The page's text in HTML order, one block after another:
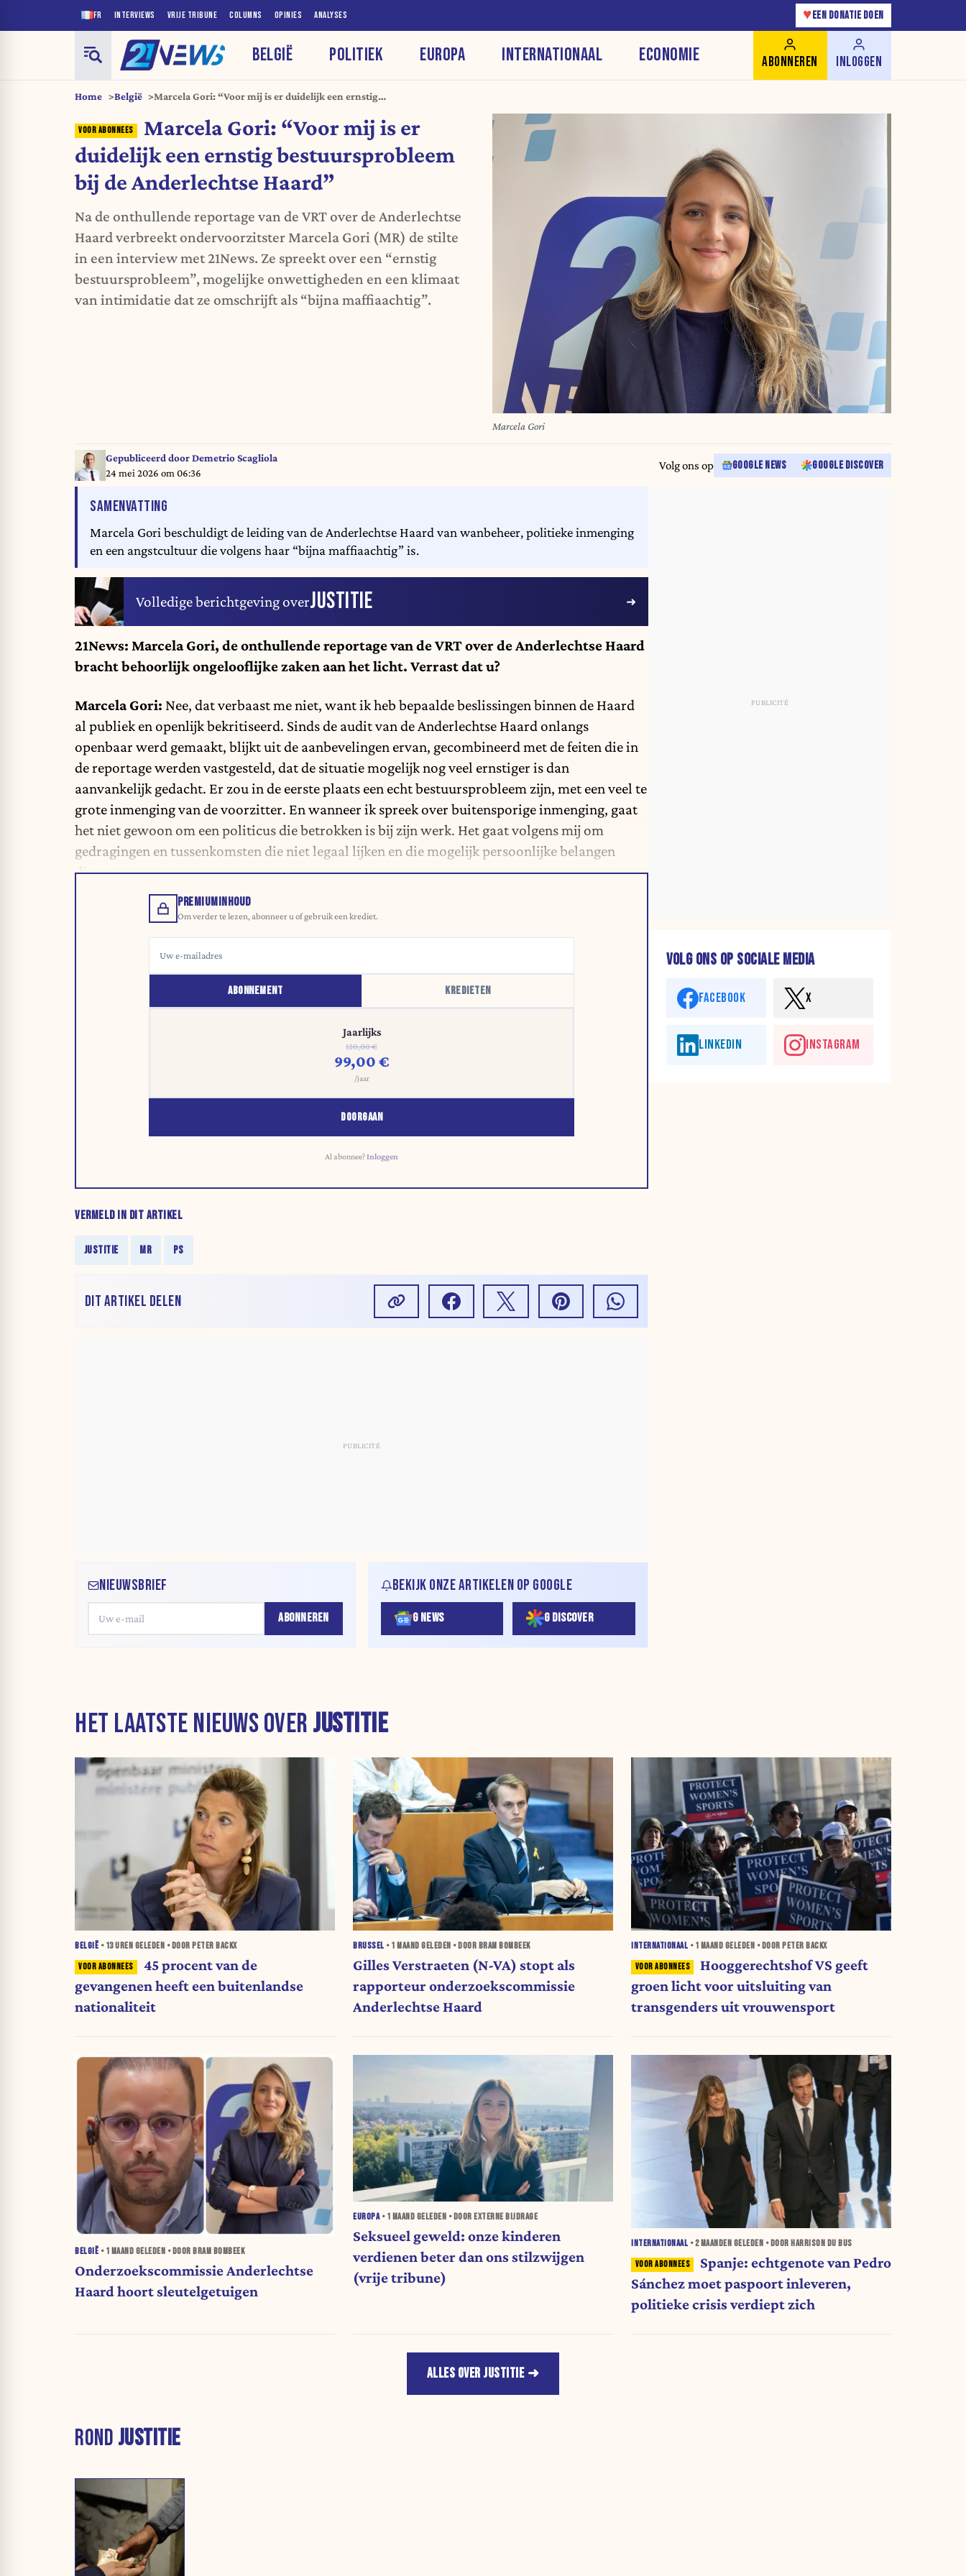
FR INTERVIEWS VRIJE TRIBUNE COLUMNS OPINIES ANALYSES ♥ EEN DONATIE DOEN
BELGIË POLITIEK EUROPA INTERNATIONAAL ECONOMIE ABONNEREN INLOGGEN
Home België
Marcela Gori: “Voor mij is er duidelijk een ernstig
Marcela Gori: “Voor mij is er
duidelijk een ernstig bestuursprobleem
bij de Anderlechtse Haard”
Na de onthullende reportage van de VRT over de Anderlechtse
Haard verbreekt ondervoorzitster Marcela Gori (MR) de stilte
in een interview met 21News. Ze spreekt over een “ernstig
bestuursprobleem”, mogelijke onwettigheden en een klimaat
van intimidatie dat ze omschrijft als “bijna maffiaachtig”.
Marcela Gori
Gepubliceerd doorDemetrio Scagliola
24 mei 2026 om 06:36
Volg ons op GOOGLE NEWS GOOGLE DISCOVER
SAMENVATTING
Marcela Gori beschuldigt de leiding van de Anderlechtse Haard van wanbeheer, politieke inmenging
en een angstcultuur die volgens haar “bijna maffiaachtig” is.
Volledige berichtgeving overJUSTITIE
21News: Marcela Gori, de onthullende reportage van de VRT over de Anderlechtse Haard
bracht behoorlijk ongelooflijke zaken aan het licht. Verrast dat u?
Marcela Gori: Nee, dat verbaast me niet, want ik heb bepaalde beslissingen binnen de Haard
al publiek en openlijk bekritiseerd. Sinds de audit van de Anderlechtse Haard onlangs
openbaar werd gemaakt, blijkt uit de aanbevelingen ervan, gecombineerd met de feiten die in
de reportage werden vastgesteld, dat de situatie mogelijk nog veel ernstiger is dan
aanvankelijk gedacht. Er zou in de eerste plaats een echt bestuursprobleem zijn, met een veel te
grote inmenging van de voorzitter. En wanneer ik spreek over buitensporige inmenging, gaat
het niet gewoon om een politicus die betrokken is bij zijn werk. Het gaat volgens mij om
gedragingen en tussenkomsten die niet legaal lijken en die mogelijk persoonlijke belangen
dienen.
PREMIUMINHOUD
Om verder te lezen, abonneer u of gebruik een krediet.
ABONNEMENT KREDIETEN
Jaarlijks
120,00 €
99,00 €
/jaar
DOORGAAN
Al abonnee?Inloggen
VERMELD IN DIT ARTIKEL
JUSTITIE MR PS
DIT ARTIKEL DELEN
NIEUWSBRIEF
ABONNEREN
BEKIJK ONZE ARTIKELEN OP GOOGLE
G NEWS G DISCOVER
VOLG ONS OP SOCIALE MEDIA
FACEBOOK X
LINKEDIN INSTAGRAM
HET LAATSTE NIEUWS OVER JUSTITIE
BELGIË • 13 UREN GELEDEN • DOOR PETER BACKX
45 procent van de
gevangenen heeft een buitenlandse
nationaliteit
BRUSSEL • 1 MAAND GELEDEN • DOOR BRAM BOMBEEK
Gilles Verstraeten (N-VA) stopt als
rapporteur onderzoekscommissie
Anderlechtse Haard
INTERNATIONAAL • 1 MAAND GELEDEN • DOOR PETER BACKX
Hooggerechtshof VS geeft
groen licht voor uitsluiting van
transgenders uit vrouwensport
BELGIË • 1 MAAND GELEDEN • DOOR BRAM BOMBEEK
Onderzoekscommissie Anderlechtse
Haard hoort sleutelgetuigen
EUROPA• 1 MAAND GELEDEN • DOOR EXTERNE BIJDRAGE
Seksueel geweld: onze kinderen
verdienen beter dan ons stilzwijgen
(vrije tribune)
INTERNATIONAAL •2 MAANDEN GELEDEN • DOOR HARRISON DU BUS
Spanje: echtgenote van Pedro
Sánchez moet paspoort inleveren,
politieke crisis verdiept zich
ALLES OVER JUSTITIE
ROND JUSTITIE